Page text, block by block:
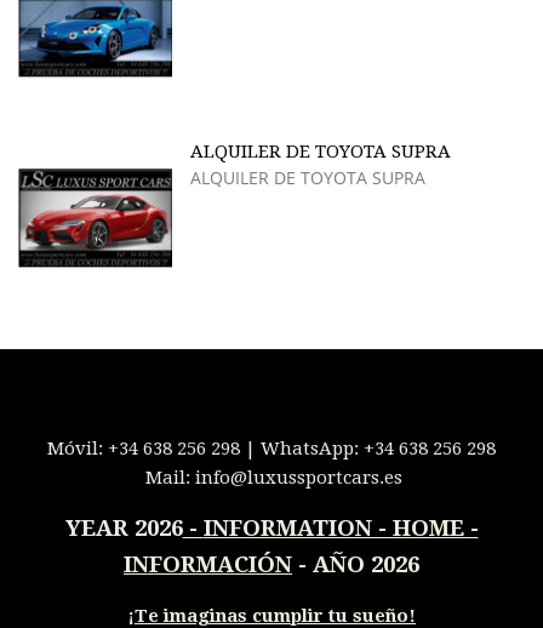
ALQUILER DE TOYOTA SUPRA
ALQUILER DE TOYOTA SUPRA
Móvil: +34 638 256 298 | WhatsApp: +34 638 256 298
Mail: info@luxussportcars.es
YEAR 2026- INFORMATION - HOME -
INFORMACIÓN - AÑO 2026
¡Te imaginas cumplir tu sueño!